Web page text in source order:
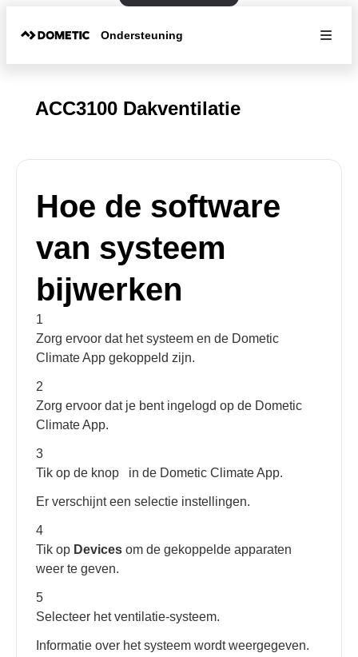
Ondersteuning
ACC3100 Dakventilatie
Hoe de software
van systeem
bijwerken
1
Zorg ervoor dat het systeem en de Dometic
Climate App gekoppeld zijn.
2
Zorg ervoor dat je bent ingelogd op de Dometic
Climate App.
3
Tik op de knop
in de Dometic Climate App.
Er verschijnt een selectie instellingen.
4
Tik op Devices om de gekoppelde apparaten
weer te geven.
5
Selecteer het ventilatie-systeem.
Informatie over het systeem wordt weergegeven.